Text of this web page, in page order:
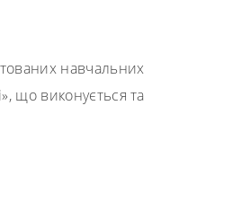
навчальних
що виконується та